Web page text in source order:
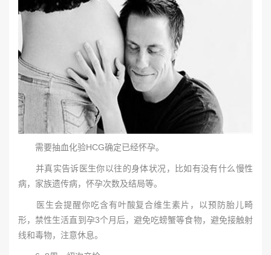
需要抽血化验HCG确定已经怀孕。
并真实告诉医生你以往的身体状况，比如有没有什么慢性
病，家族遗传病，怀孕次数及结局等。
医生会提醒你吃含有叶酸复合维生素片，以预防胎儿畸
形，禁性生活直到孕3个月后，避免吃螃蟹等食物，避免接触射
线和毒物，注意休息。